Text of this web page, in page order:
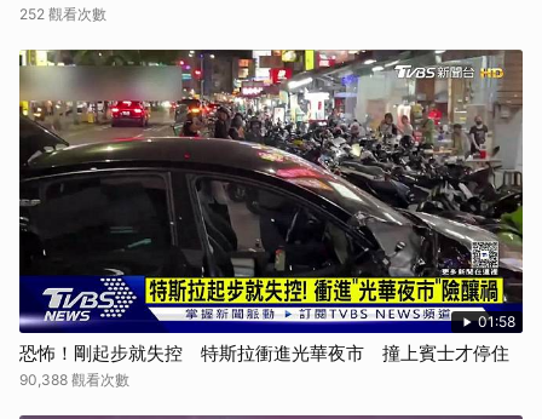
252 觀看次數
01:58
恐怖！剛起步就失控 特斯拉衝進光華夜市 撞上賓士才停住
90,388 觀看次數